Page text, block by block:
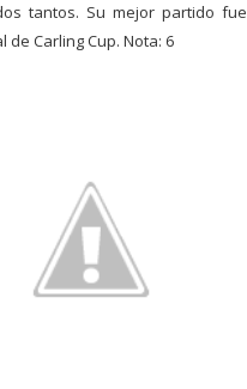
tantos. Su mejor partido fue
de Carling Cup. Nota: 6